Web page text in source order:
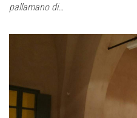
pallamano di…